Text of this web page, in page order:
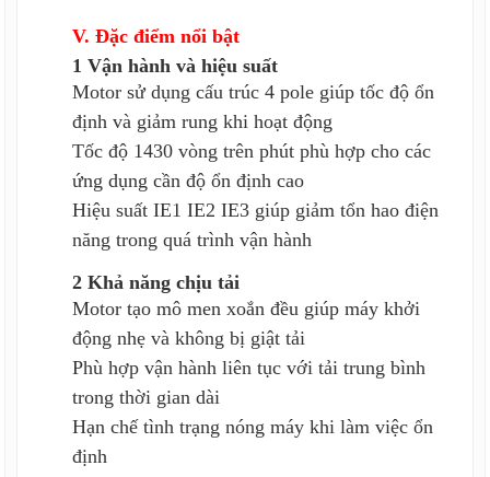
V. Đặc điểm nổi bật
1 Vận hành và hiệu suất
Motor sử dụng cấu trúc 4 pole giúp tốc độ ổn
định và giảm rung khi hoạt động
Tốc độ 1430 vòng trên phút phù hợp cho các
ứng dụng cần độ ổn định cao
Hiệu suất IE1 IE2 IE3 giúp giảm tổn hao điện
năng trong quá trình vận hành
2 Khả năng chịu tải
Motor tạo mô men xoắn đều giúp máy khởi
động nhẹ và không bị giật tải
Phù hợp vận hành liên tục với tải trung bình
trong thời gian dài
Hạn chế tình trạng nóng máy khi làm việc ổn
định